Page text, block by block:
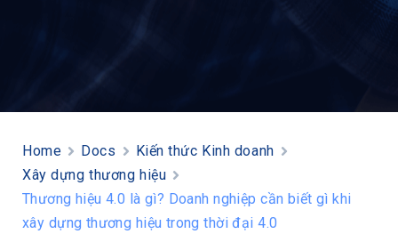
Home Docs
Kiến thức Kinh doanh
Xây dựng thương hiệu
Thương hiệu 4.0 là gì? Doanh nghiệp cần biết gì khi
xây dựng thương hiệu trong thời đại 4.0